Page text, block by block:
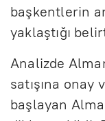
başkentlerin
yaklaştığı
Analizde
satışına onay
başlayan